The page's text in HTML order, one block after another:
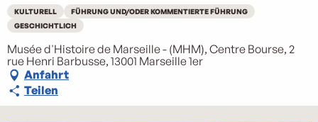
KULTURELL
FÜHRUNG UND/ODER KOMMENTIERTE FÜHRUNG
GESCHICHTLICH
Musée d'Histoire de Marseille - (MHM), Centre Bourse, 2
rue Henri Barbusse, 13001 Marseille 1er
Anfahrt
Teilen